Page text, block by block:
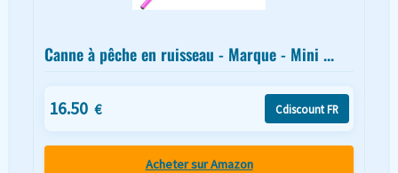
Canne à pêche en ruisseau - Marque - Mini ...
16.50 € Cdiscount FR
Acheter sur Amazon